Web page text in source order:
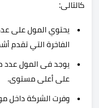
كالتالى:
يحتوي المول على
الفاخرة التي تقدم
يوجد فى المول عدد
على أعلى مستوى.
وفرت الشركة داخل